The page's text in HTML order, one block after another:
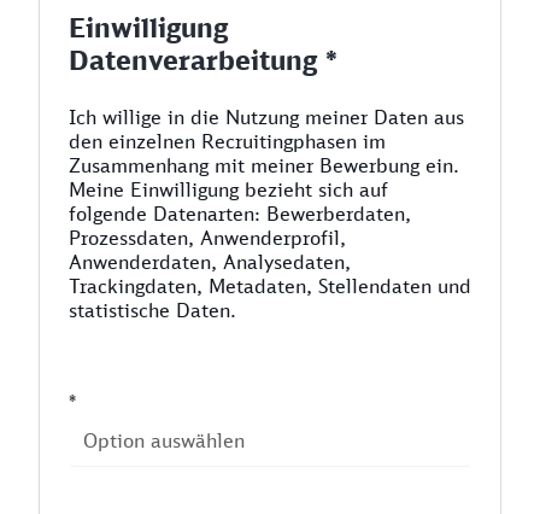
Einwilligung
Datenverarbeitung *
Ich willige in die Nutzung meiner Daten aus
den einzelnen Recruitingphasen im
Zusammenhang mit meiner Bewerbung ein.
Meine Einwilligung bezieht sich auf
folgende Datenarten: Bewerberdaten,
Prozessdaten, Anwenderprofil,
Anwenderdaten, Analysedaten,
Trackingdaten, Metadaten, Stellendaten und
statistische Daten.
*